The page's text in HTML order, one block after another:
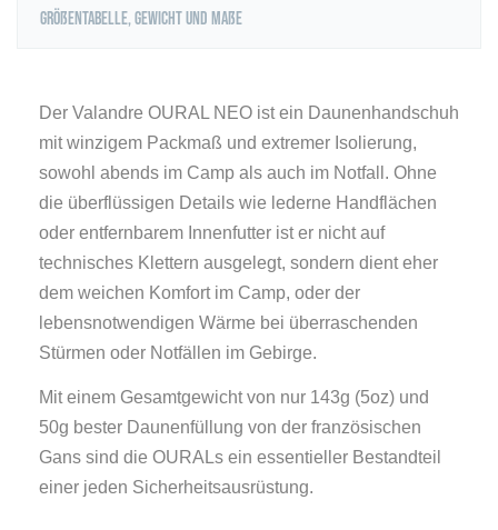
Größentabelle, Gewicht und Maße
Der Valandre OURAL NEO ist ein Daunenhandschuh
mit winzigem Packmaß und extremer Isolierung,
sowohl abends im Camp als auch im Notfall. Ohne
die überflüssigen Details wie lederne Handflächen
oder entfernbarem Innenfutter ist er nicht auf
technisches Klettern ausgelegt, sondern dient eher
dem weichen Komfort im Camp, oder der
lebensnotwendigen Wärme bei überraschenden
Stürmen oder Notfällen im Gebirge.
Mit einem Gesamtgewicht von nur 143g (5oz) und
50g bester Daunenfüllung von der französischen
Gans sind die OURALs ein essentieller Bestandteil
einer jeden Sicherheitsausrüstung.